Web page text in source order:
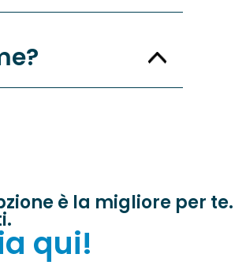
è la migliore per te.
qui!